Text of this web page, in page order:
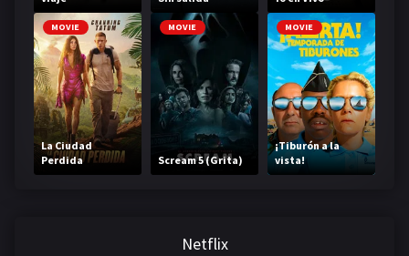
MOVIE
La Ciudad
Perdida
MOVIE
Scream 5 (Grita)
MOVIE
¡Tiburón a la
vista!
Netflix